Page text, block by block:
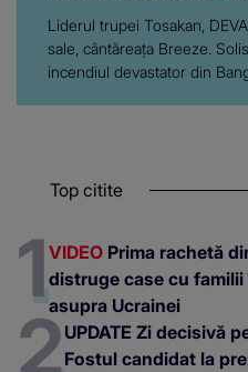
Liderul trupei Tosakan,
sale, cântăreața Breeze.
incendiul devastator din
Top citite
VIDEO Prima rachetă
distruge case cu
asupra Ucrainei
UPDATE Zi decisivă
Fostul candidat la